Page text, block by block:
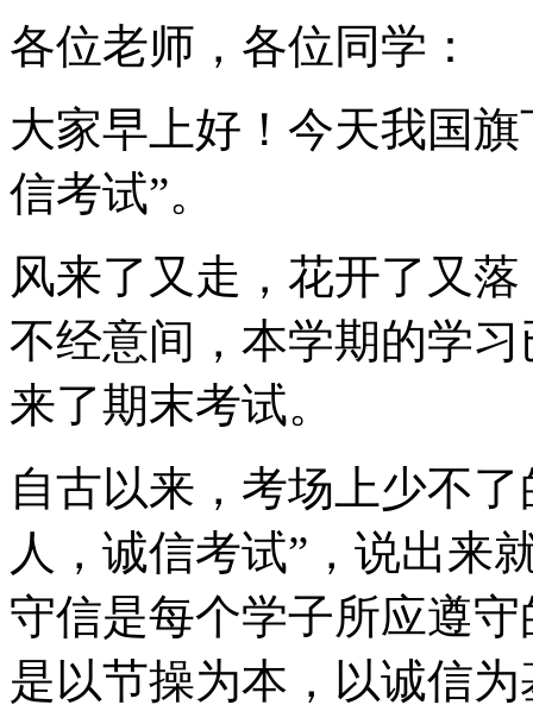
各位老师，各位同学：
大家早上好！今天我国
信考试”。
风来了又走，花开了又
不经意间，本学期的学
来了期末考试。
自古以来，考场上少不
人，诚信考试”，说出来
守信是每个学子所应遵
是以节操为本，以诚信